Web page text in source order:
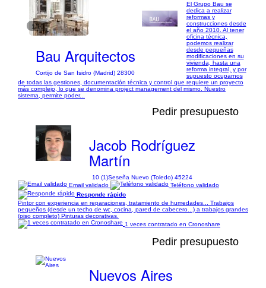
1/10
Bau Arquitectos
Cortijo de San Isidro (Madrid) 28300
El Grupo Bau se
dedica a realizar
reformas y
construcciones desde
el año 2010. Al tener
oficina técnica,
podemos realizar
desde pequeñas
modificaciones en su
vivienda, hasta una
reforma integral, y por
supuesto ocuparnos
de todas las gestiones, documentación técnica y control que requiere un proyecto
más complejo, lo que se denomina project management del mismo. Nuestro
sistema, permite poder...
Pedir presupuesto
Jacob Rodríguez
Martín
10 (1)Seseña Nuevo (Toledo) 45224
Email validado
Teléfono validado
Responde rápido
Pintor con experiencia en reparaciones, tratamiento de humedades... Trabajos
pequeños (desde un techo de wc, cocina, pared de cabecero...) a trabajos grandes
(piso completo) Pinturas decorativas.
1 veces contratado en Cronoshare
Pedir presupuesto
Nuevos Aires